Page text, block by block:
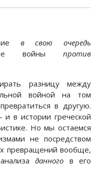
в свою очередь
войны против
разницу между
войной на том
превратиться в другую.
в истории греческой
Но мы остаемся
не посредством
превращений вообще,
данного в его